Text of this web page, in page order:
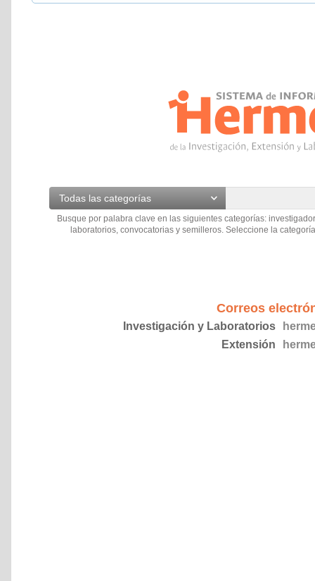
Todas las categorías
Busque por palabra clave en las siguientes categorías:
laboratorios, convocatorias y semilleros. Seleccione la
Correos
Investigación y Laboratorios
Extensión